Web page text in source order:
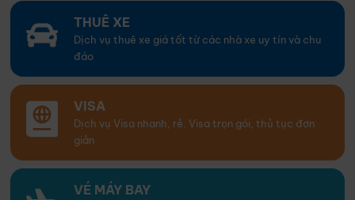
THUÊ XE
Dịch vụ thuê xe giá tốt từ các nhà xe uy tín và chu
đáo
VISA
Dịch vụ Visa nhanh, rẻ. Visa trọn gói, thủ tục đơn
giản
VÉ MÁY BAY